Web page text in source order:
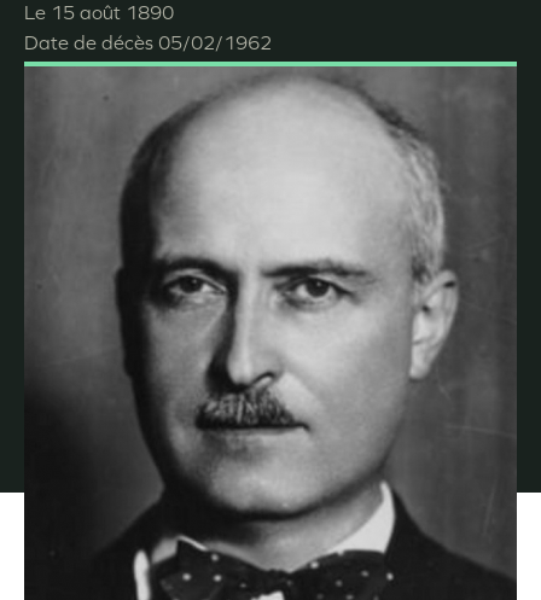
Le 15 août 1890
Date de décès 05/02/1962